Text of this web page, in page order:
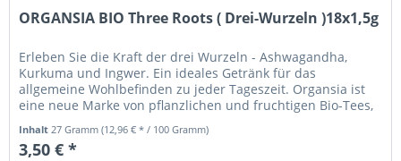
ORGANSIA BIO Three Roots ( Drei-Wurzeln )18x1,5g
Erleben Sie die Kraft der drei Wurzeln - Ashwagandha,
Kurkuma und Ingwer. Ein ideales Getränk für das
allgemeine Wohlbefinden zu jeder Tageszeit. Organsia ist
eine neue Marke von pflanzlichen und fruchtigen Bio-Tees,
Inhalt 27 Gramm(12,96 € * / 100 Gramm)
3,50 € *